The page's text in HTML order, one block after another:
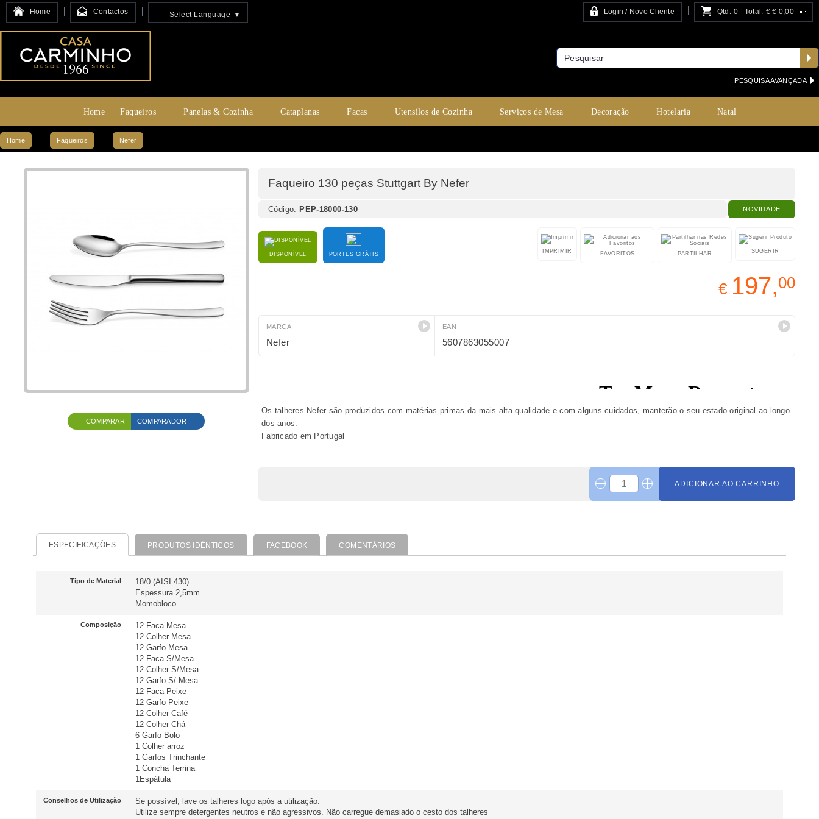
Home Contactos Select Language ▼ Login / Novo Cliente Qtd: 0 Total: €€ 0,00
PESQUISA AVANÇADA
Home Faqueiros Panelas & Cozinha Cataplanas Facas Utensilos de Cozinha Serviços de Mesa Decoração Hotelaria Natal
Home Faqueiros Nefer
COMPARAR COMPARADOR
Faqueiro 130 peças Stuttgart By Nefer
Código: PEP-18000-130 NOVIDADE
DISPONÍVEL PORTES GRÁTIS SUGERIR
PARTILHAR
FAVORITOS
IMPRIMIR
€ 197,00
MARCA
Nefer
EAN
5607863055007
Os talheres Nefer são produzidos com matérias-primas da mais alta qualidade e com alguns cuidados, manterão o seu estado original ao longo
dos anos.
Fabricado em Portugal
ADICIONAR AO CARRINHO
ESPECIFICAÇÕES PRODUTOS IDÊNTICOS FACEBOOK COMENTÁRIOS
Tipo de Material
18/0 (AISI 430)
Espessura 2,5mm
Momobloco
Composição
12 Faca Mesa
12 Colher Mesa
12 Garfo Mesa
12 Faca S/Mesa
12 Colher S/Mesa
12 Garfo S/ Mesa
12 Faca Peixe
12 Garfo Peixe
12 Colher Café
12 Colher Chá
6 Garfo Bolo
1 Colher arroz
1 Garfos Trinchante
1 Concha Terrina
1Espátula
Conselhos de Utilização
Se possível, lave os talheres logo após a utilização.
Utilize sempre detergentes neutros e não agressivos. Não carregue demasiado o cesto dos talheres